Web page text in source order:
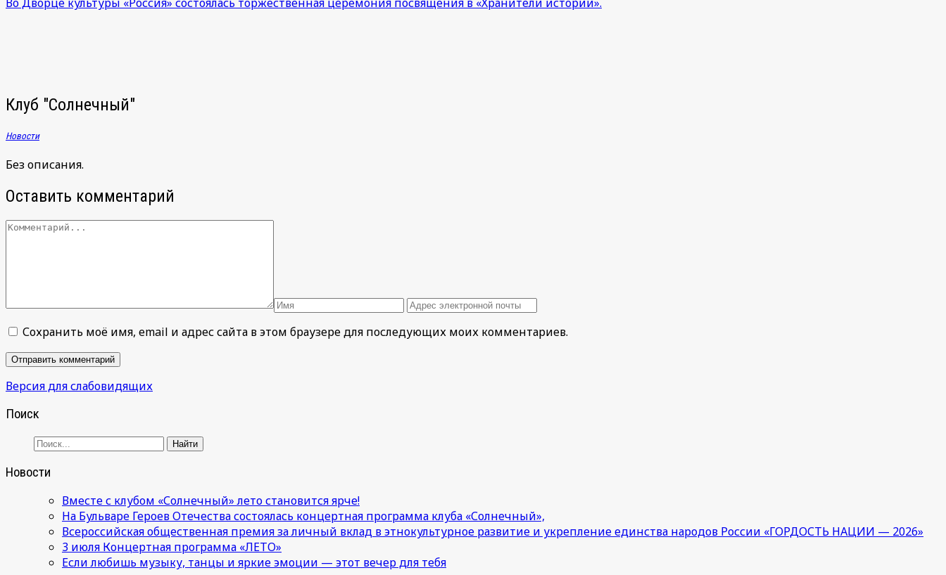
Клуб "Солнечный"
Новости
Без описания.
Оставить комментарий
Сохранить моё имя, email и адрес сайта в этом браузере для последующих моих комментариев.
Версия для слабовидящих
Поиск
Новости
Вместе с клубом «Солнечный» лето становится ярче!
На Бульваре Героев Отечества состоялась концертная программа клуба «Солнечный»,
Всероссийская общественная премия за личный вклад в этнокультурное развитие и укрепление единства народов России «ГОРДОСТЬ НАЦИИ — 2026»
3 июля Концертная программа «ЛЕТО»
Если любишь музыку, танцы и яркие эмоции — этот вечер для тебя